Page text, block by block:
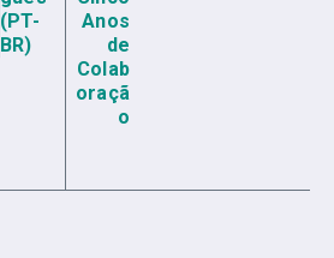
(PT-
BR)
Anos
de
Colab
oraçã
o